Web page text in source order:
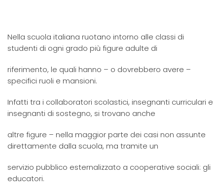
Nella scuola italiana ruotano intorno alle classi di
studenti di ogni grado più figure adulte di
riferimento, le quali hanno – o dovrebbero avere –
specifici ruoli e mansioni.
Infatti tra i collaboratori scolastici, insegnanti curriculari e
insegnanti di sostegno, si trovano anche
altre figure – nella maggior parte dei casi non assunte
direttamente dalla scuola, ma tramite un
servizio pubblico esternalizzato a cooperative sociali: gli
educatori.